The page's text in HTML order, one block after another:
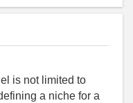
is not limited to
a niche for a